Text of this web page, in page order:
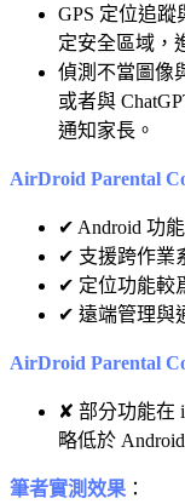
GPS 定位追
定安全區域，
偵測不當圖像
或者與
通知家長。
AirDroid Parental
✔ Android 功
✔ 支援跨作業
✔ 定位功能較
✔ 遠端管理與
AirDroid Parental
✘ 部分功能在
略低於 Android
筆者實測效果 ：